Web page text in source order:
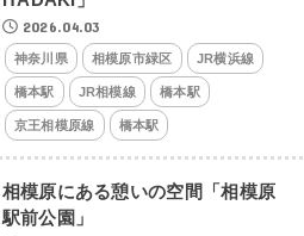
2026.04.03
神奈川県 相模原市緑区 JR横浜線
橋本駅 JR相模線 橋本駅
京王相模原線 橋本駅
相模原にある憩いの空間「相模原
駅前公園」